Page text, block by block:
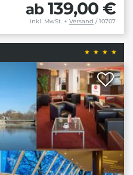
ab 139,00 €
inkl. MwSt. + Versand / 10707